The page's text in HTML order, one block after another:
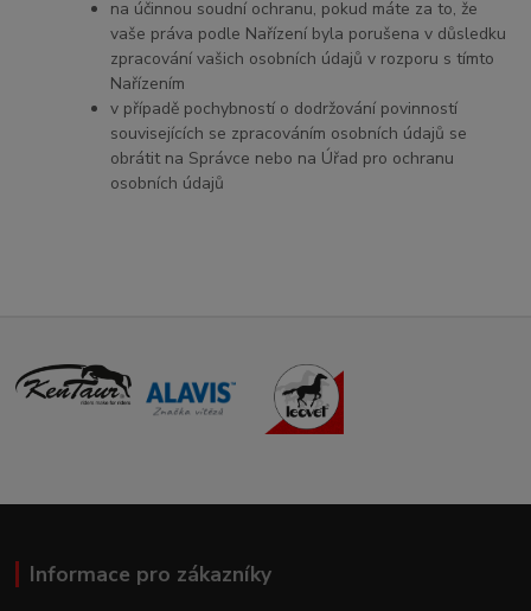
na účinnou soudní ochranu, pokud máte za to, že
vaše práva podle Nařízení byla porušena v důsledku
zpracování vašich osobních údajů v rozporu s tímto
Nařízením
v případě pochybností o dodržování povinností
souvisejících se zpracováním osobních údajů se
obrátit na Správce nebo na Úřad pro ochranu
osobních údajů
Informace pro zákazníky